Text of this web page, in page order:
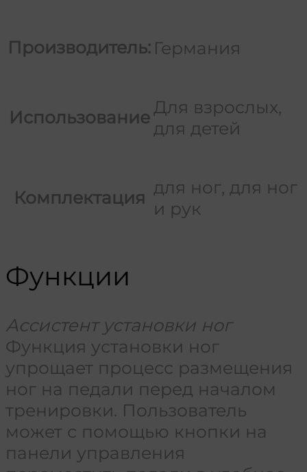
Производитель: Германия
Использование
Для взрослых,
для детей
Комплектация
для ног, для ног
и рук
Функции
Ассистент установки ног
Функция установки ног
упрощает процесс размещения
ног на педали перед началом
тренировки. Пользователь
может с помощью кнопки на
панели управления